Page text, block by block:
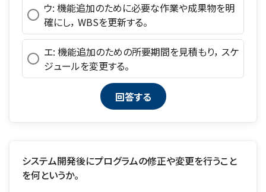
ウ: 機能追加のために必要な作業や成果物を明
確にし， WBSを更新する。
エ: 機能追加のための所要期間を見積もり， スケ
ジュールを変更する。
システム開発後にプログラムの修正や変更を行うこと
を何というか。